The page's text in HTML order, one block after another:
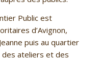
Public est
d’Avignon,
puis au quartier
des ateliers et des